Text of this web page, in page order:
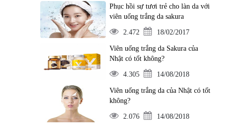
Phục hồi sự tươi trẻ cho làn da với
viên uống trắng da sakura
2.472 18/02/2017
Viên uống trắng da Sakura của
Nhật có tốt không?
4.305 14/08/2018
Viên uống trắng da của Nhật có tốt
không?
2.076 14/08/2018